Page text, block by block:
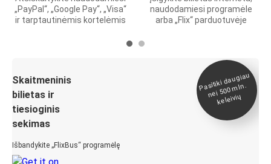
„PayPal“, „Google Pay“, „Visa“
ir tarptautinėmis kortelėmis
naudodamiesi programėle
arba „Flix“ parduotuvėje
Skaitmeninis
bilietas ir
tiesioginis
sekimas
Išbandykite „FlixBus“ programėlę
Pasitiki daugiau
nei 500
mln.
keleivių